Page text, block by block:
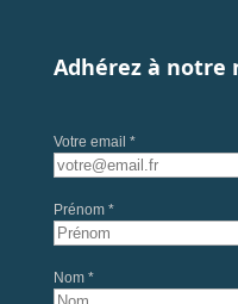
Adhérez à notre
Votre email *
Prénom *
Nom *